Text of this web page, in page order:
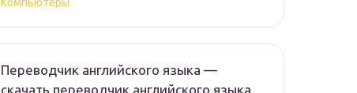
Компьютеры
Переводчик английского языка —
скачать переводчик английского языка